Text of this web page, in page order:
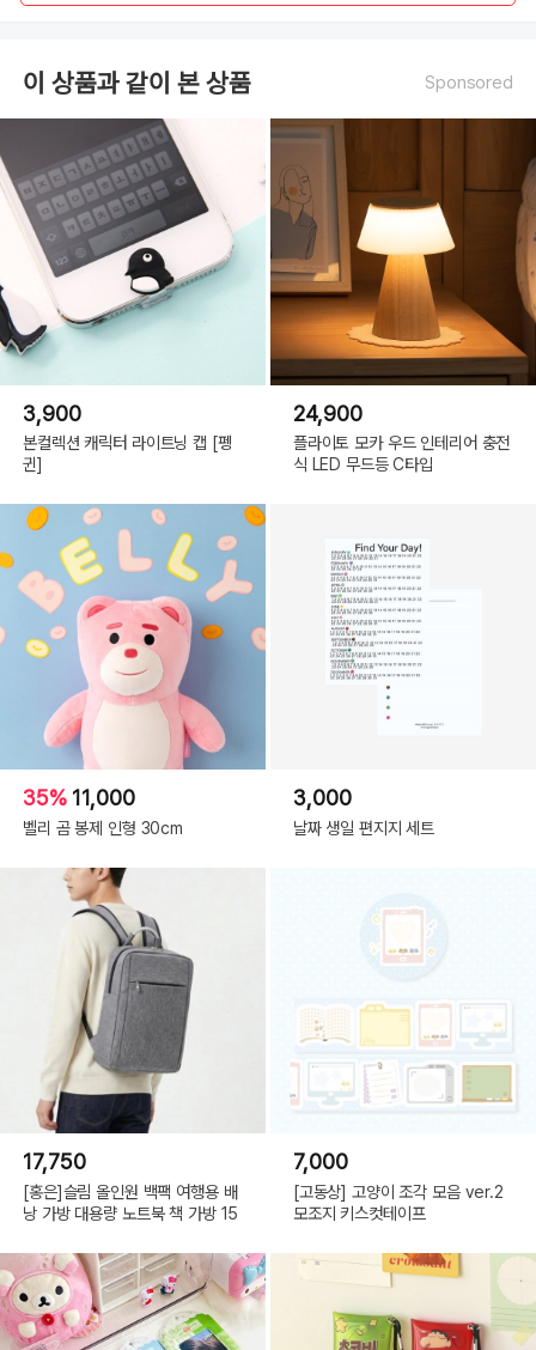
이 상품과 같이 본 상품 Sponsored
3,900
본컬렉션 캐릭터 라이트닝 캡 [펭
귄]
24,900
플라이토 모카 우드 인테리어 충전
식 LED 무드등 C타입
35% 11,000
벨리 곰 봉제 인형 30cm
3,000
날짜 생일 편지지 세트
17,750
[홍은]슬림 올인원 백팩 여행용 배
낭 가방 대용량 노트북 책 가방 15
7,000
[고동상] 고양이 조각 모음 ver.2
모조지 키스컷테이프